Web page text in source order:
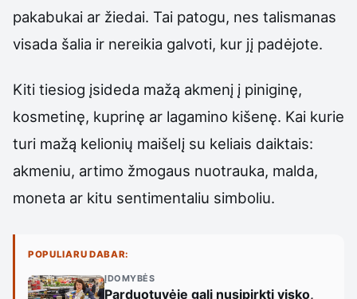
pakabukai ar žiedai. Tai patogu, nes talismanas
visada šalia ir nereikia galvoti, kur jį padėjote.
Kiti tiesiog įsideda mažą akmenį į piniginę,
kosmetinę, kuprinę ar lagamino kišenę. Kai kurie
turi mažą kelionių maišelį su keliais daiktais:
akmeniu, artimo žmogaus nuotrauka, malda,
moneta ar kitu sentimentaliu simboliu.
POPULIARU DABAR:
ĮDOMYBĖS
Parduotuvėje gali nusipirkti visko,